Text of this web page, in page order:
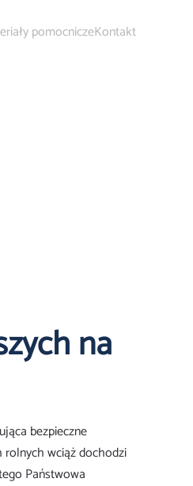
pomocniczeKontakt
na
bezpieczne
rolnych wciąż dochodzi
Państwowa